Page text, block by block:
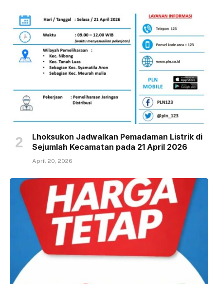
Lhoksukon Jadwalkan Pemadaman Listrik di
Sejumlah Kecamatan pada 21 April 2026
April 20, 2026